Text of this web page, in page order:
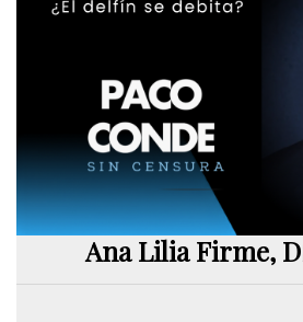
Ana Lilia Firme,